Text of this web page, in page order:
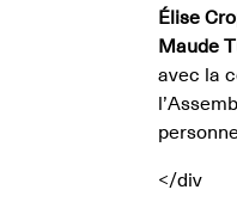
Élise
Maude
avec la
</div